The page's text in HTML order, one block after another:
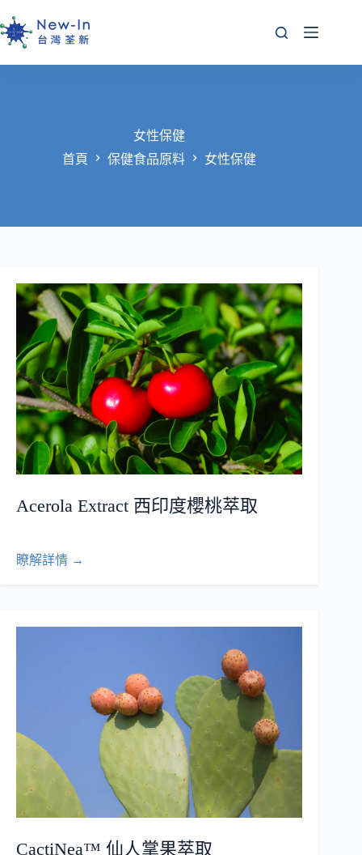
至
主
要
女性保健
首頁
保健食品原料 女性保健
Acerola Extract 西印度櫻桃萃取
瞭解詳情 →
CactiNea™ 仙人掌果萃取